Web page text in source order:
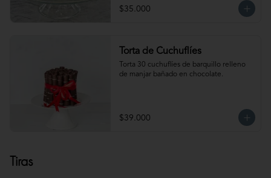
hora a temperatura ambiente antes de
servir.
$35.000
Torta de Cuchuflíes
Torta 30 cuchuflíes de barquillo relleno
de manjar bañado en chocolate.
$39.000
Tiras